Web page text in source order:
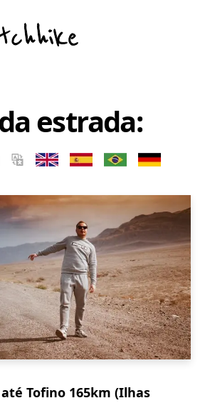
estrada:
Tofino 165km (Ilhas